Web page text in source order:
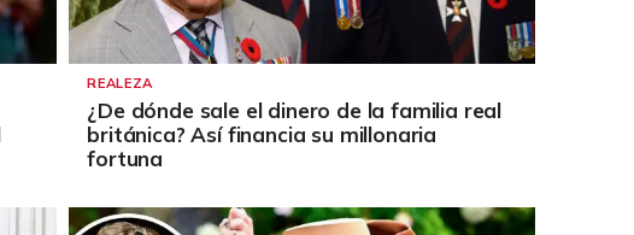
REALEZA
¿De dónde sale el dinero de la familia real
británica? Así financia su millonaria
fortuna